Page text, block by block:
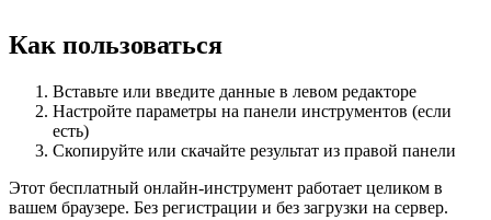
Как пользоваться
Вставьте или введите данные в левом редакторе
Настройте параметры на панели инструментов (если
есть)
Скопируйте или скачайте результат из правой панели
Этот бесплатный онлайн‑инструмент работает целиком в
вашем браузере. Без регистрации и без загрузки на сервер.